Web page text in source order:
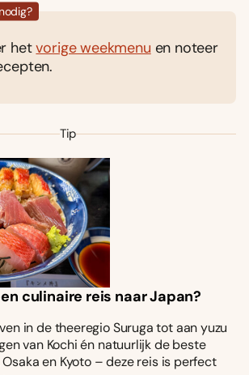
hetvorige weekmenu en noteer
Tip
culinaire reis naar Japan?
in de theeregio Suruga tot aan yuzu
van Kochi én natuurlijk de beste
Osaka en Kyoto – deze reis is perfect